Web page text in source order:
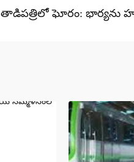
తాడిపత్రిలో ఘోరం: భార్యను